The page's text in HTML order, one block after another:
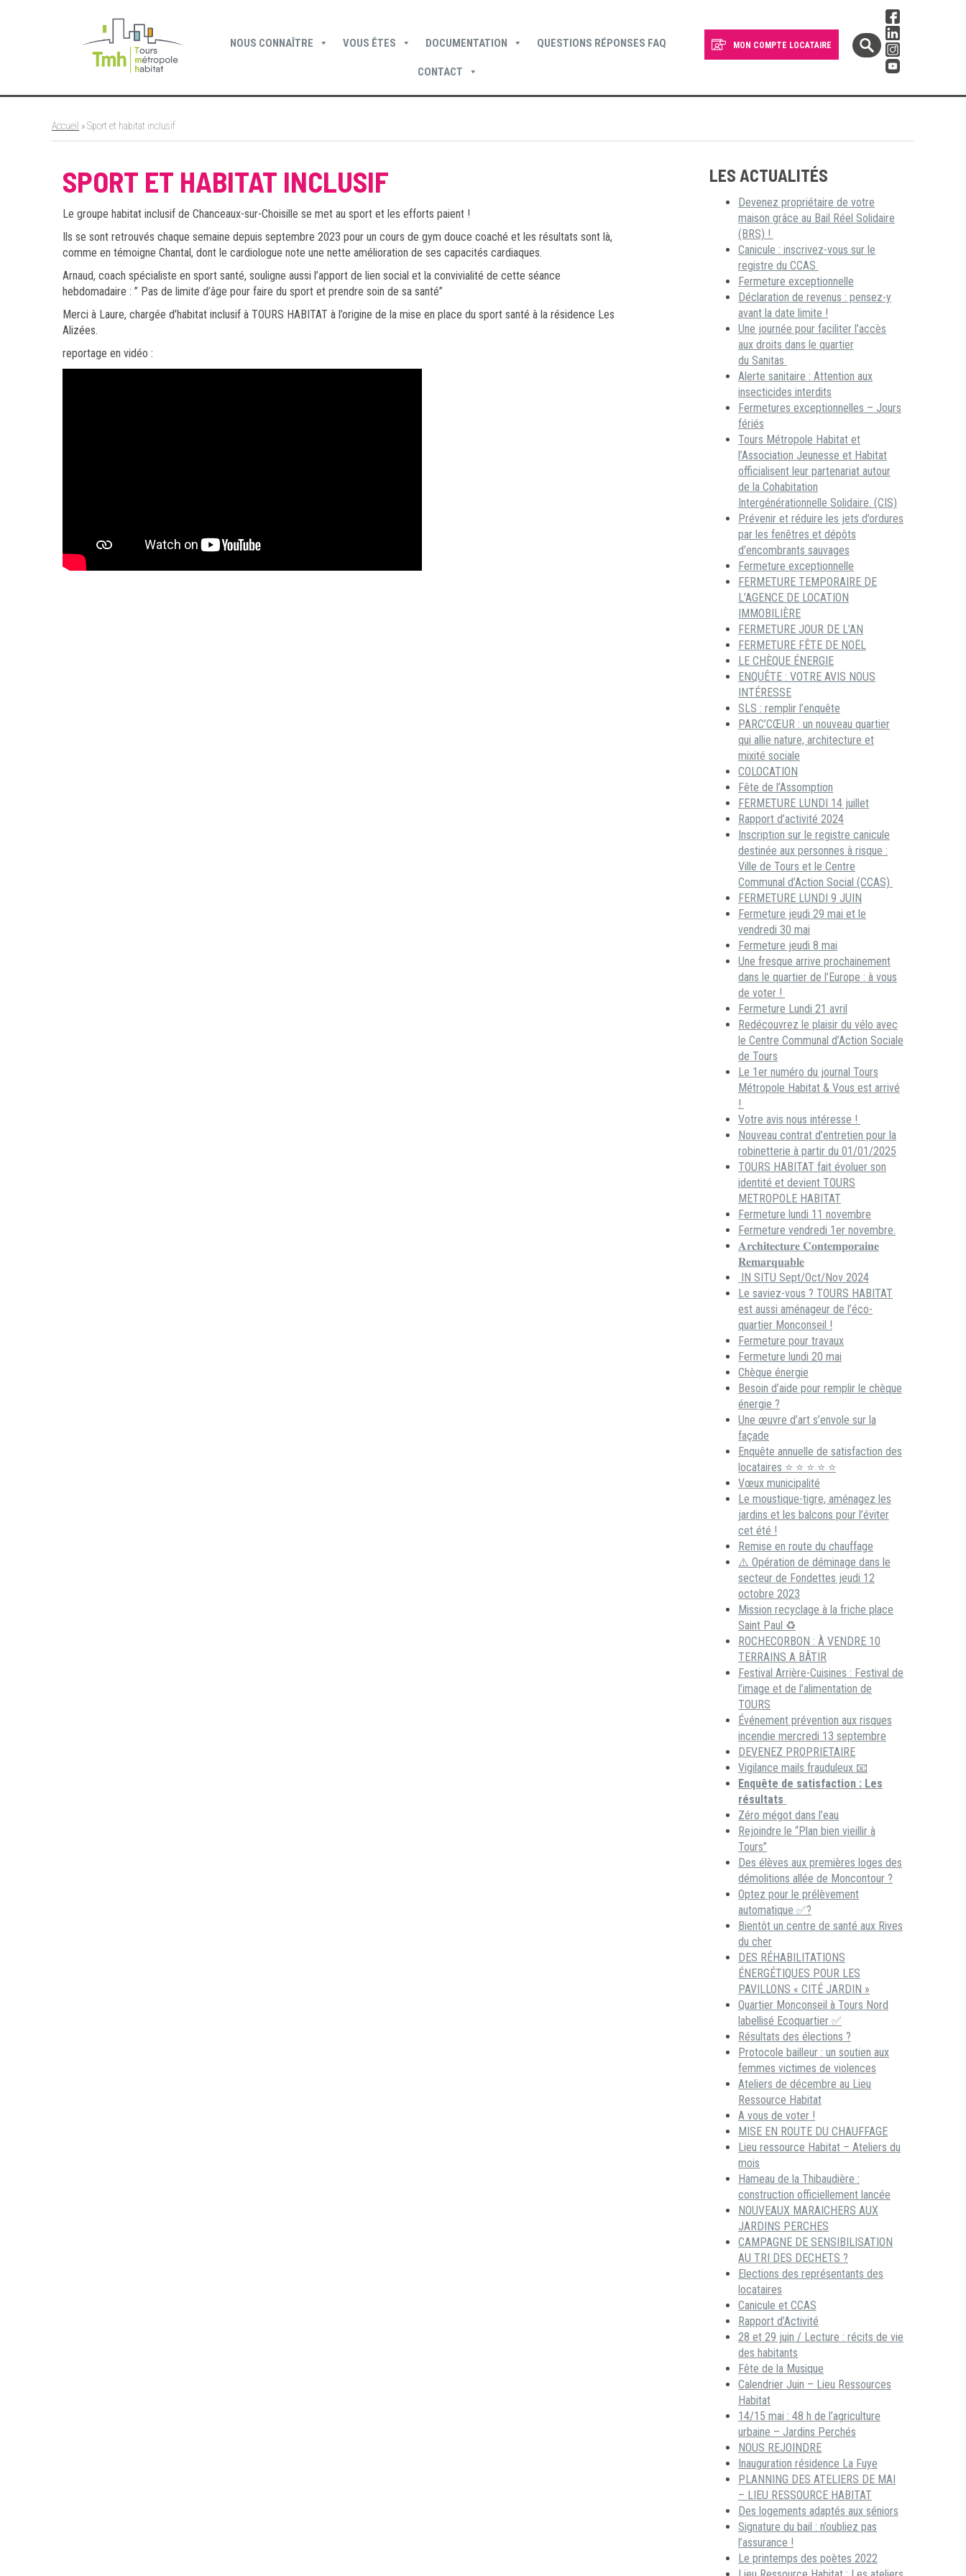
NOUS CONNAÎTRE VOUS ÊTES DOCUMENTATION QUESTIONS RÉPONSES FAQ
CONTACT
MON COMPTE LOCATAIRE
Accueil »Sport et habitat inclusif
LES ACTUALITÉS
Devenez propriétaire de votre
maison grâce au Bail Réel Solidaire
(BRS) !
Canicule : inscrivez-vous sur le
registre du CCAS
Fermeture exceptionnelle
Déclaration de revenus : pensez-y
avant la date limite !
Une journée pour faciliter l’accès
aux droits dans le quartier
du Sanitas
Alerte sanitaire : Attention aux
insecticides interdits
Fermetures exceptionnelles – Jours
fériés
Tours Métropole Habitat et
l’Association Jeunesse et Habitat
officialisent leur partenariat autour
de la Cohabitation
Intergénérationnelle Solidaire. (CIS)
Prévenir et réduire les jets d’ordures
par les fenêtres et dépôts
d’encombrants sauvages
Fermeture exceptionnelle
FERMETURE TEMPORAIRE DE
L’AGENCE DE LOCATION
IMMOBILIÈRE
FERMETURE JOUR DE L’AN
FERMETURE FÊTE DE NOËL
LE CHÈQUE ÉNERGIE
ENQUÊTE : VOTRE AVIS NOUS
INTÉRESSE
SLS : remplir l’enquête
PARC’CŒUR : un nouveau quartier
qui allie nature, architecture et
mixité sociale
COLOCATION
Fête de l’Assomption
FERMETURE LUNDI 14 juillet
Rapport d’activité 2024
Inscription sur le registre canicule
destinée aux personnes à risque :
Ville de Tours et le Centre
Communal d’Action Social (CCAS)
FERMETURE LUNDI 9 JUIN
Fermeture jeudi 29 mai et le
vendredi 30 mai
Fermeture jeudi 8 mai
Une fresque arrive prochainement
dans le quartier de l’Europe : à vous
de voter !
Fermeture Lundi 21 avril
Redécouvrez le plaisir du vélo avec
le Centre Communal d’Action Sociale
de Tours
Le 1er numéro du journal Tours
Métropole Habitat & Vous est arrivé
!
Votre avis nous intéresse !
Nouveau contrat d’entretien pour la
robinetterie à partir du 01/01/2025
TOURS HABITAT fait évoluer son
identité et devient TOURS
METROPOLE HABITAT
Fermeture lundi 11 novembre
Fermeture vendredi 1er novembre.
𝐀𝐫𝐜𝐡𝐢𝐭𝐞𝐜𝐭𝐮𝐫𝐞 𝐂𝐨𝐧𝐭𝐞𝐦𝐩𝐨𝐫𝐚𝐢𝐧𝐞
𝐑𝐞𝐦𝐚𝐫𝐪𝐮𝐚𝐛𝐥𝐞
IN SITU Sept/Oct/Nov 2024
Le saviez-vous ? TOURS HABITAT
est aussi aménageur de l’éco-
quartier Monconseil !
Fermeture pour travaux
Fermeture lundi 20 mai
Chèque énergie
Besoin d’aide pour remplir le chèque
énergie ?
Une œuvre d’art s’envole sur la
façade
Enquête annuelle de satisfaction des
locataires ⭐ ⭐ ⭐ ⭐ ⭐
Vœux municipalité
Le moustique-tigre, aménagez les
jardins et les balcons pour l’éviter
cet été !
Remise en route du chauffage
⚠️ Opération de déminage dans le
secteur de Fondettes jeudi 12
octobre 2023
Mission recyclage à la friche place
Saint Paul ♻️
ROCHECORBON : À VENDRE 10
TERRAINS A BÂTIR
Festival Arrière-Cuisines : Festival de
l’image et de l’alimentation de
TOURS
Événement prévention aux risques
incendie mercredi 13 septembre
DEVENEZ PROPRIETAIRE
Vigilance mails frauduleux 📧
Enquête de satisfaction : Les
résultats
Zéro mégot dans l’eau
Rejoindre le “Plan bien vieillir à
Tours”
Des élèves aux premières loges des
démolitions allée de Moncontour ?
Optez pour le prélèvement
automatique ✅?
Bientôt un centre de santé aux Rives
du cher
DES RÉHABILITATIONS
ÉNERGÉTIQUES POUR LES
PAVILLONS « CITÉ JARDIN »
Quartier Monconseil à Tours Nord
labellisé Ecoquartier ✅
Résultats des élections ?
Protocole bailleur : un soutien aux
femmes victimes de violences
Ateliers de décembre au Lieu
Ressource Habitat
A vous de voter !
MISE EN ROUTE DU CHAUFFAGE
Lieu ressource Habitat – Ateliers du
mois
Hameau de la Thibaudière :
construction officiellement lancée
NOUVEAUX MARAICHERS AUX
JARDINS PERCHES
CAMPAGNE DE SENSIBILISATION
AU TRI DES DECHETS ?
Elections des représentants des
locataires
Canicule et CCAS
Rapport d’Activité
28 et 29 juin / Lecture : récits de vie
des habitants
Fête de la Musique
Calendrier Juin – Lieu Ressources
Habitat
14/15 mai : 48 h de l’agriculture
urbaine – Jardins Perchés
NOUS REJOINDRE
Inauguration résidence La Fuye
PLANNING DES ATELIERS DE MAI
– LIEU RESSOURCE HABITAT
Des logements adaptés aux séniors
Signature du bail : n’oubliez pas
l’assurance !
Le printemps des poètes 2022
SPORT ET HABITAT INCLUSIF
Le groupe habitat inclusif de Chanceaux-sur-Choisille se met au sport et les efforts paient !
Ils se sont retrouvés chaque semaine depuis septembre 2023 pour un cours de gym douce coaché et les résultats sont là,
comme en témoigne Chantal, dont le cardiologue note une nette amélioration de ses capacités cardiaques.
Arnaud, coach spécialiste en sport santé, souligne aussi l’apport de lien social et la convivialité de cette séance
hebdomadaire : ” Pas de limite d’âge pour faire du sport et prendre soin de sa santé”
Merci à Laure, chargée d’habitat inclusif à TOURS HABITAT à l’origine de la mise en place du sport santé à la résidence Les
Alizées.
reportage en vidéo :